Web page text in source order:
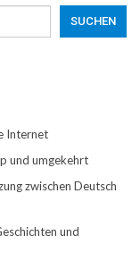
SUCHEN
Internet
und umgekehrt
zwischen Deutsch
und